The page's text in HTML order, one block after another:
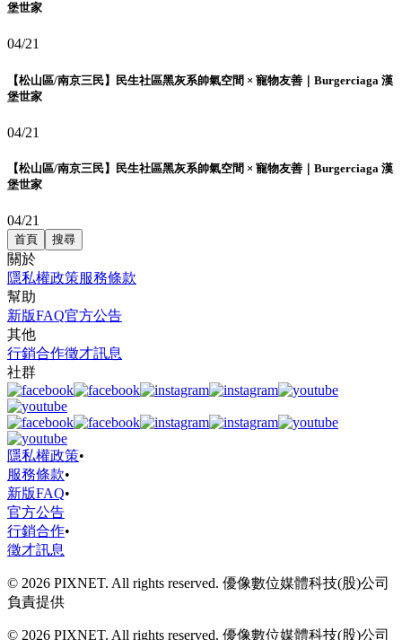
堡世家
04/21
【松山區/南京三民】民生社區黑灰系帥氣空間 × 寵物友善｜Burgerciaga 漢
堡世家
04/21
【松山區/南京三民】民生社區黑灰系帥氣空間 × 寵物友善｜Burgerciaga 漢
堡世家
04/21
首頁 搜尋
關於
隱私權政策服務條款
幫助
新版FAQ官方公告
其他
行銷合作徵才訊息
社群
隱私權政策•
服務條款•
新版FAQ•
官方公告
行銷合作•
徵才訊息
© 2026 PIXNET. All rights reserved. 優像數位媒體科技(股)公司
負責提供
© 2026 PIXNET. All rights reserved. 優像數位媒體科技(股)公司